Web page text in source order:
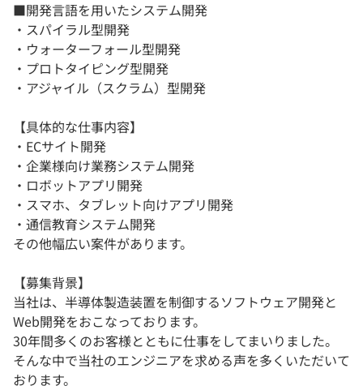
■開発言語を用いたシステム開発
・スパイラル型開発
・ウォーターフォール型開発
・プロトタイピング型開発
・アジャイル（スクラム）型開発
【具体的な仕事内容】
・ECサイト開発
・企業様向け業務システム開発
・ロボットアプリ開発
・スマホ、タブレット向けアプリ開発
・通信教育システム開発
その他幅広い案件があります。
【募集背景】
当社は、半導体製造装置を制御するソフトウェア開発と
Web開発をおこなっております。
30年間多くのお客様とともに仕事をしてまいりました。
そんな中で当社のエンジニアを求める声を多くいただいて
おります。